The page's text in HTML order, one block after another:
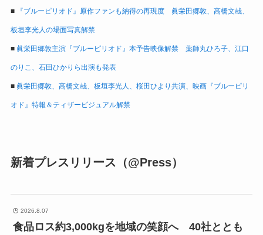
■ 『ブルーピリオド』原作ファンも納得の再現度 眞栄田郷敦、高橋文哉、
板垣李光人の場面写真解禁
■ 眞栄田郷敦主演『ブルーピリオド』本予告映像解禁 薬師丸ひろ子、江口
のりこ、石田ひかりら出演も発表
■ 眞栄田郷敦、高橋文哉、板垣李光人、桜田ひより共演、映画『ブルーピリ
オド』特報＆ティザービジュアル解禁
新着プレスリリース（@Press）
2026.8.07
食品ロス約3,000kgを地域の笑顔へ 40社ととも